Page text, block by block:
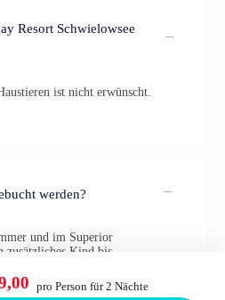
Resort Schwielowsee
ist nicht erwünscht.
werden?
und im Superior
zusätzliches Kind bis
pro Person für 2 Nächte